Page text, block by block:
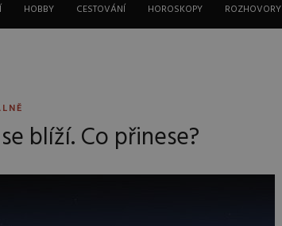
HOBBY CESTOVÁNÍ HOROSKOPY ROZHOVORY
blíží. Co přinese?